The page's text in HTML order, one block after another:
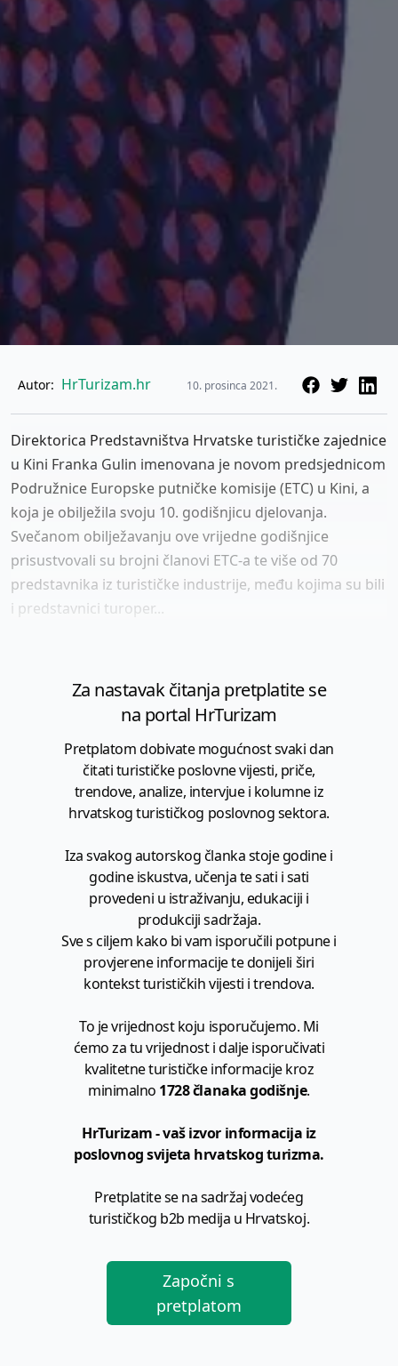
Autor: HrTurizam.hr 10. prosinca 2021.
Direktorica Predstavništva Hrvatske turističke zajednice
u Kini Franka Gulin imenovana je novom predsjednicom
Podružnice Europske putničke komisije (ETC) u Kini, a
koja je obilježila svoju 10. godišnjicu djelovanja.
Svečanom obilježavanju ove vrijedne godišnjice
prisustvovali su brojni članovi ETC-a te više od 70
predstavnika iz turističke industrije, među kojima su bili
i predstavnici turoper...
Za nastavak čitanja pretplatite se
na portal HrTurizam
Pretplatom dobivate mogućnost svaki dan
čitati turističke poslovne vijesti, priče,
trendove, analize, intervjue i kolumne iz
hrvatskog turističkog poslovnog sektora.
Iza svakog autorskog članka stoje godine i
godine iskustva, učenja te sati i sati
provedeni u istraživanju, edukaciji i
produkciji sadržaja.
Sve s ciljem kako bi vam isporučili potpune i
provjerene informacije te donijeli širi
kontekst turističkih vijesti i trendova.
To je vrijednost koju isporučujemo. Mi
ćemo za tu vrijednost i dalje isporučivati
kvalitetne turističke informacije kroz
minimalno 1728 članaka godišnje.
HrTurizam - vaš izvor informacija iz
poslovnog svijeta hrvatskog turizma.
Pretplatite se na sadržaj vodećeg
turističkog b2b medija u Hrvatskoj.
Započni s
pretplatom